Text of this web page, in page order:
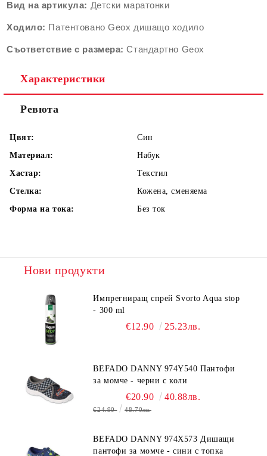
Вид на артикула: Детски маратонки
Ходило: Патентовано Geox дишащо ходило
Съответствие с размера:Стандартно Geox
Характеристики
Ревюта
Цвят:
Син
Материал:
Набук
Хастар:
Текстил
Стелка:
Кожена, сменяема
Форма на тока:
Без ток
Нови продукти
Импрегниращ спрей Svorto Aqua stop
- 300 ml
€12.90 25.23лв.
BEFADO DANNY 974Y540 Пантофи
за момче - черни с коли
€20.90 40.88лв.
€24.90 48.70лв.
BEFADO DANNY 974X573 Дишащи
пантофи за момче - сини с топка